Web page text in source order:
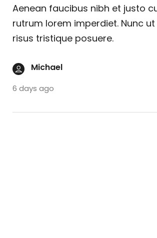
Aenean faucibus nibh et justo
rutrum lorem imperdiet. Nunc
risus tristique posuere.
Michael
6 days ago